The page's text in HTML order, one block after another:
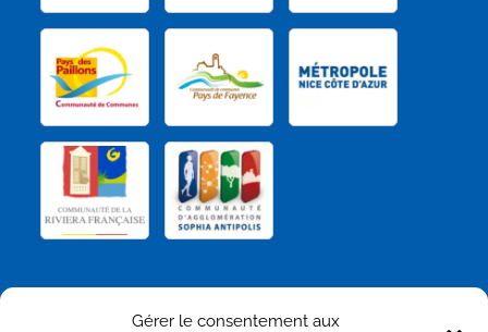
Gérer le consentement aux
NOS PARTENAIRES